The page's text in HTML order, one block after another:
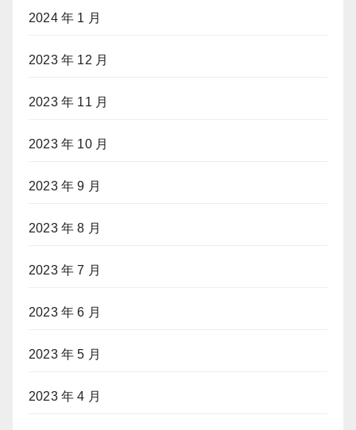
2024 年 1 月
2023 年 12 月
2023 年 11 月
2023 年 10 月
2023 年 9 月
2023 年 8 月
2023 年 7 月
2023 年 6 月
2023 年 5 月
2023 年 4 月